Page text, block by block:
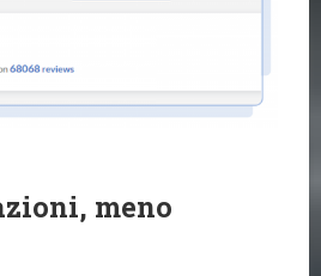
meno